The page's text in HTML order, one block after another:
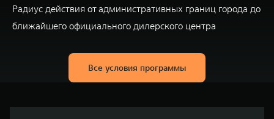
Радиус действия от административных границ города до
ближайшего официального дилерского центра
Все условия программы